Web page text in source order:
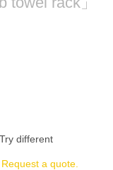
different
Request a quote.